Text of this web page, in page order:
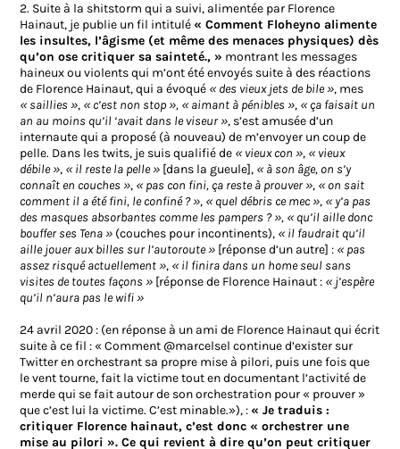
2. Suite à la shitstorm qui a suivi, alimentée par Florence
Hainaut, je publie un fil intitulé« Comment Floheyno alimente
les insultes, l’âgisme (et même des menaces physiques) dès
qu’on ose critiquer sa sainteté., » montrant les messages
haineux ou violents qui m’ont été envoyés suite à des réactions
de Florence Hainaut, qui a évoqué « des vieux jets de bile », mes
« saillies », « c’est non stop », « aimant à pénibles », « ça faisait un
an au moins qu’il ‘avait dans le viseur », s’est amusée d’un
internaute qui a proposé (à nouveau) de m’envoyer un coup de
pelle. Dans les twits, je suis qualifié de « vieux con », « vieux
débile », « il reste la pelle » [dans la gueule], « à son âge, on s’y
connaît en couches », « pas con fini, ça reste à prouver », « on sait
comment il a été fini, le confiné ? », « quel débris ce mec », « y’a pas
des masques absorbantes comme les pampers ? », « qu’il aille donc
bouffer ses Tena » (couches pour incontinents), « il faudrait qu’il
aille jouer aux billes sur l’autoroute » [réponse d’un autre] : « pas
assez risqué actuellement », « il finira dans un home seul sans
visites de toutes façons » [réponse de Florence Hainaut : « j’espère
qu’il n’aura pas le wifi »
24 avril 2020 : (en réponse à un ami de Florence Hainaut qui écrit
suite à ce fil : « Comment @marcelsel continue d’exister sur
Twitter en orchestrant sa propre mise à pilori, puis une fois que
le vent tourne, fait la victime tout en documentant l’activité de
merde qui se fait autour de son orchestration pour « prouver »
que c’est lui la victime. C’est minable.»), :« Je traduis :
critiquer Florence hainaut, c’est donc « orchestrer une
mise au pilori ». Ce qui revient à dire qu’on peut critiquer